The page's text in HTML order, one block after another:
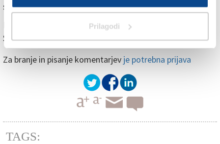
Prilagodi
slovenska olimpijka.
Med italijanskimi reprezentanti pa bo tekmoval tudi
Sirenin jadralec Giovanni Montesano.
Za branje in pisanje komentarjev je potrebna prijava
TAGS: